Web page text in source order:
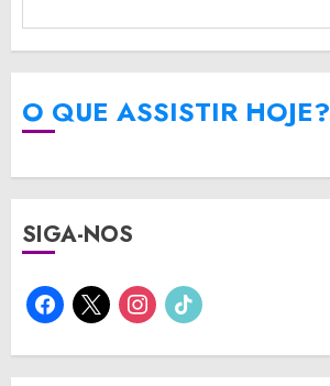
O QUE ASSISTIR HOJE?
SIGA-NOS
facebook
x instagram
tiktok